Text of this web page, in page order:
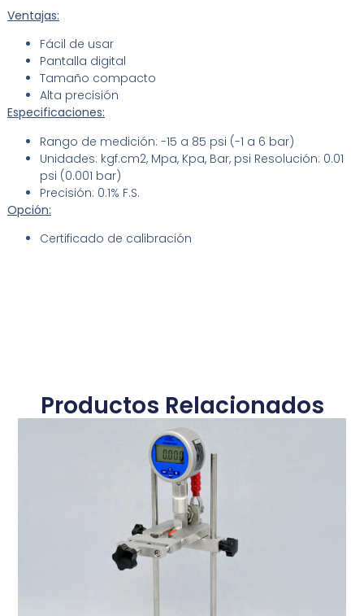
Ventajas:
Fácil de usar
Pantalla digital
Tamaño compacto
Alta precisión
Especificaciones:
Rango de medición: -15 a 85 psi (-1 a 6 bar)
Unidades: kgf.cm2, Mpa, Kpa, Bar, psi Resolución: 0.01
psi (0.001 bar)
Precisión: 0.1% F.S.
Opción:
Certificado de calibración
Productos Relacionados